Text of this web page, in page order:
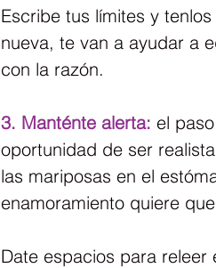
Escribe tus límites y
nueva, te van a ayudar a
con la razón.
3. Manténte alerta: el
oportunidad de ser
las mariposas en el
enamoramiento quiere
Date espacios para releer